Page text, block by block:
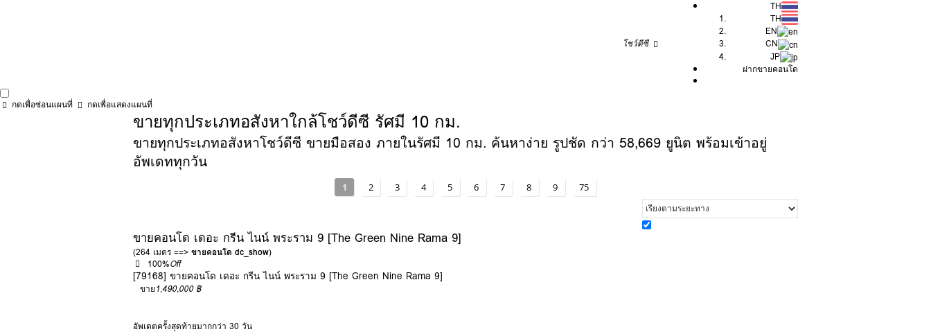
โชว์ดีซี
TH
TH
EN
CN
JP
ฝากขายคอนโด
กดเพื่อซ่อนแผนที่ กดเพื่อแสดงแผนที่
ขายทุกประเภทอสังหาใกล้โชว์ดีซี รัศมี 10 กม.
ขายทุกประเภทอสังหาโชว์ดีซี ขายมือสอง ภายในรัศมี 10 กม. ค้นหาง่าย รูปชัด กว่า 58,669 ยูนิต พร้อมเข้าอยู่
อัพเดททุกวัน
1 2 3 4 5 6 7 8 9 75
ขายคอนโด เดอะ กรีน ไนน์ พระราม 9 [The Green Nine Rama 9]
(264 เมตร ==> ขายคอนโด dc_show)
100%Off
[79168] ขายคอนโด เดอะ กรีน ไนน์ พระราม 9 [The Green Nine Rama 9]
ขาย1,490,000 ฿
อัพเดตครั้งสุดท้ายมากกว่า 30 วัน